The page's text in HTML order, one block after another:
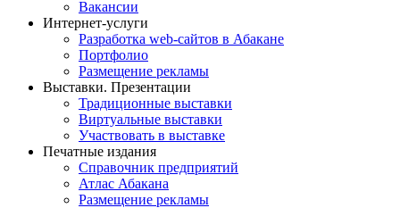
Вакансии
Интернет-услуги
Разработка web-сайтов в Абакане
Портфолио
Размещение рекламы
Выставки. Презентации
Традиционные выставки
Виртуальные выставки
Участвовать в выставке
Печатные издания
Справочник предприятий
Атлас Абакана
Размещение рекламы